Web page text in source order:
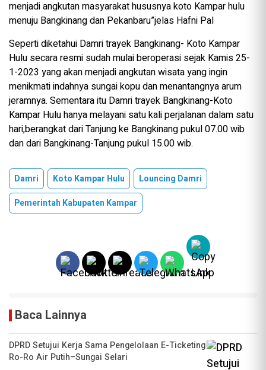
menjadi angkutan masyarakat hususnya koto Kampar hulu
menuju Bangkinang dan Pekanbaru”jelas Hafni Pal
Seperti diketahui Damri trayek Bangkinang- Koto Kampar
Hulu secara resmi sudah mulai beroperasi sejak Kamis 25-
1-2023 yang akan menjadi angkutan wisata yang ingin
menikmati indahnya sungai kopu dan menantangnya arum
jeramnya. Sementara itu Damri trayek Bangkinang-Koto
Kampar Hulu hanya melayani satu kali perjalanan dalam satu
hari,berangkat dari Tanjung ke Bangkinang pukul 07.00 wib
dan dari Bangkinang-Tanjung pukul 15.00 wib.
Damri Koto Kampar Hulu
Louncing Damri
Pemerintah Kabupaten Kampar
Baca Lainnya
DPRD Setujui Kerja Sama Pengelolaan E-Ticketing
Ro-Ro Air Putih–Sungai Selari